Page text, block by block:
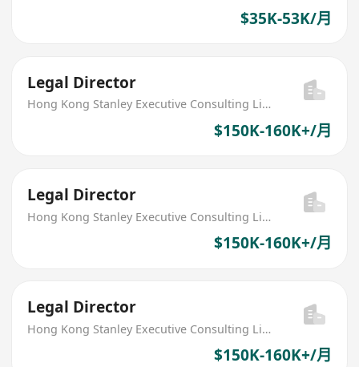
$35K-53K/月
Legal Director
Hong Kong Stanley Executive Consulting Limited
$150K-160K+/月
Legal Director
Hong Kong Stanley Executive Consulting Limited
$150K-160K+/月
Legal Director
Hong Kong Stanley Executive Consulting Limited
$150K-160K+/月